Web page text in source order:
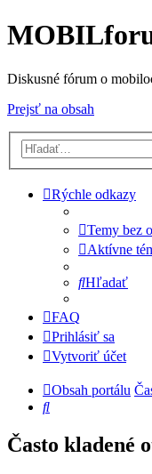
Diskusné fórum o
Prejsť na obsah
Rýchle odkazy
Temy bez
Aktívne
Hľadať
FAQ
Prihlásiť sa
Vytvoriť účet
Obsah portálu
Hľadať
Často kladené